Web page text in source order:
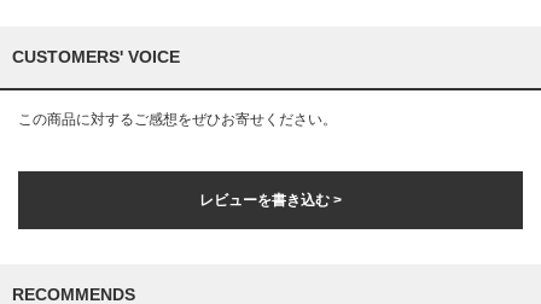
CUSTOMERS' VOICE
この商品に対するご感想をぜひお寄せください。
レビューを書き込む >
RECOMMENDS